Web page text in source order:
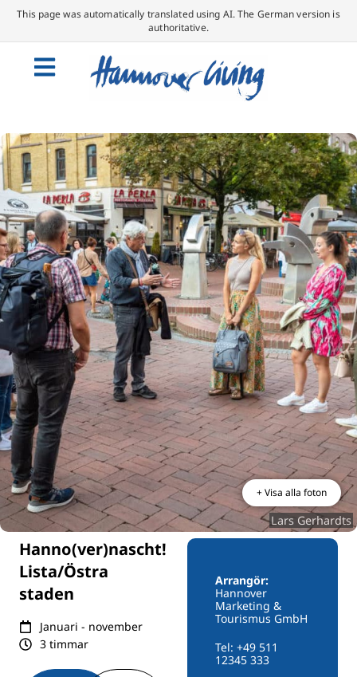
This page was automatically translated using AI. The German version is
authoritative.
Lars Gerhardts
+ Visa alla foton
Hanno(ver)nascht!
Lista/Östra
staden
Januari - november
3 timmar
Arrangör:
Hannover
Marketing &
Tourismus GmbH
Tel: +49 511
12345 333